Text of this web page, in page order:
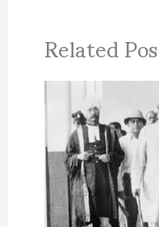
Related